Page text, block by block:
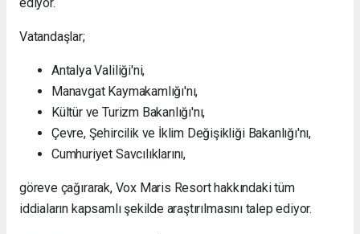
ediyor.
Vatandaşlar;
Antalya Valiliği'ni,
Manavgat Kaymakamlığı'nı,
Kültür ve Turizm Bakanlığı'nı,
Çevre, Şehircilik ve İklim Değişikliği Bakanlığı'nı,
Cumhuriyet Savcılıklarını,
göreve çağırarak, Vox Maris Resort hakkındaki tüm
iddiaların kapsamlı şekilde araştırılmasını talep ediyor.